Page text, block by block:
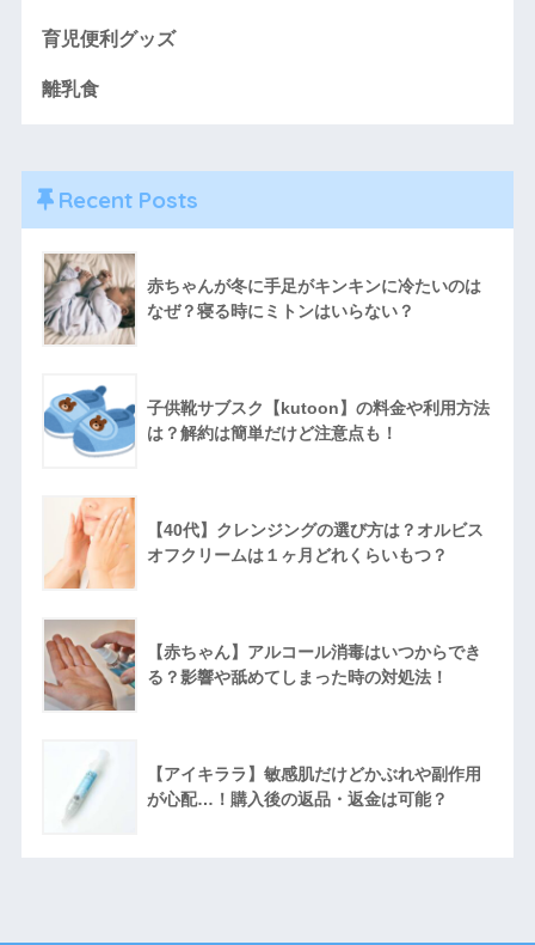
育児便利グッズ
離乳食
Recent Posts
赤ちゃんが冬に手足がキンキンに冷たいのは
なぜ？寝る時にミトンはいらない？
子供靴サブスク【kutoon】の料金や利用方法
は？解約は簡単だけど注意点も！
【40代】クレンジングの選び方は？オルビス
オフクリームは１ヶ月どれくらいもつ？
【赤ちゃん】アルコール消毒はいつからでき
る？影響や舐めてしまった時の対処法！
【アイキララ】敏感肌だけどかぶれや副作用
が心配…！購入後の返品・返金は可能？